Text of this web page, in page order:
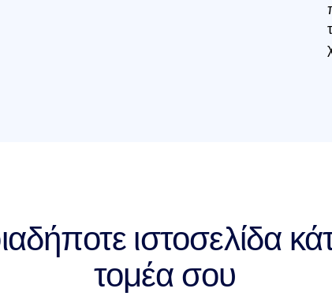
ιστοσελίδα
τομέα σου